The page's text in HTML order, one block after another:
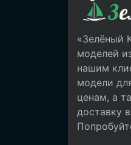
«Зелёный
моделей
нашим
модели
ценам, а
доставку